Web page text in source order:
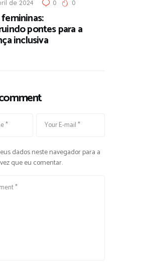
de 2024 0 0
pontes para a
inclusiva
dados neste navegador para a
que eu comentar.